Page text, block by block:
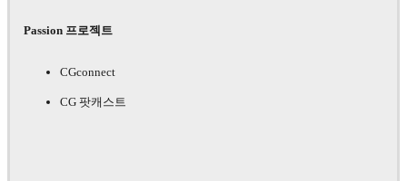
Passion 프로젝트
CGconnect
CG 팟캐스트